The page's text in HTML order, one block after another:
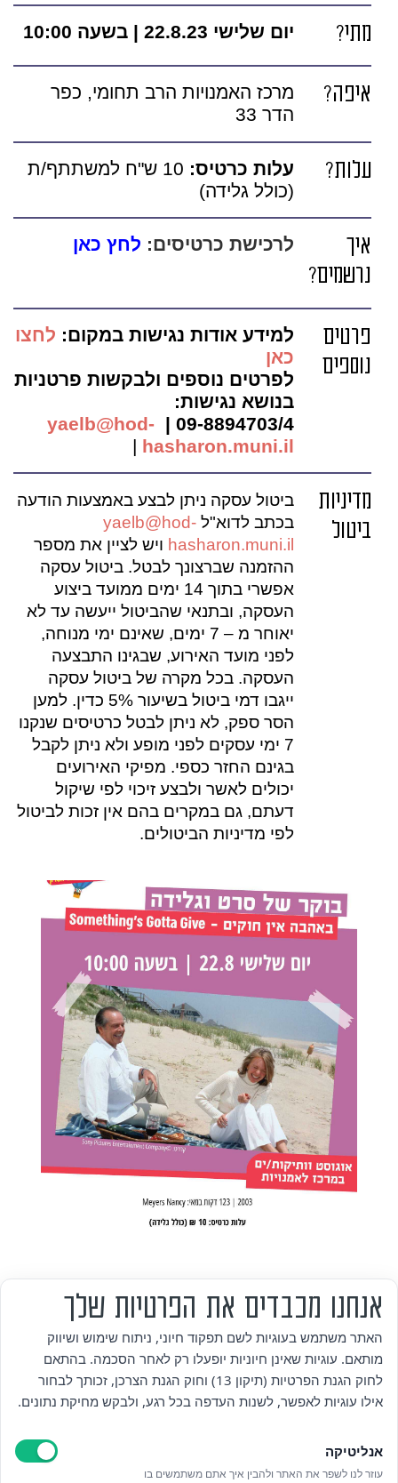
מתי? יום שלישי 22.8.23 | בשעה 10:00
איפה?
מרכז האמנויות הרב תחומי, כפר
הדר 33
עלות? עלות כרטיס: 10 ש"ח למשתתף/ת
(כולל גלידה)
איך
נרשמים?
לרכישת כרטיסים: לחץ כאן
פרטים
נוספים
למידע אודות נגישות במקום: לחצו
כאן
לפרטים נוספים ולבקשות פרטניות
בנושא נגישות:
09-8894703/4 |
yaelb@hod-
hasharon.muni.il
|
מדיניות
ביטול
ביטול עסקה ניתן לבצע באמצעות הודעה
בכתב לדוא"לyaelb@hod-
hasharon.muni.il ויש לציין את מספר
ההזמנה שברצונך לבטל. ביטול עסקה
אפשרי בתוך 14 ימים ממועד ביצוע
העסקה, ובתנאי שהביטול ייעשה עד לא
יאוחר מ – 7 ימים, שאינם ימי מנוחה,
לפני מועד האירוע, שבגינו התבצעה
העסקה. בכל מקרה של ביטול עסקה
ייגבו דמי ביטול בשיעור 5% כדין. למען
הסר ספק, לא ניתן לבטל כרטיסים שנקנו
7 ימי עסקים לפני מופע ולא ניתן לקבל
בגינם החזר כספי. מפיקי האירועים
יכולים לאשר ולבצע זיכוי לפי שיקול
דעתם, גם במקרים בהם אין זכות לביטול
לפי מדיניות הביטולים.
אזור אישי
מדיניות פרטיות
הצהרת נגישות
אנחנו מכבדים את הפרטיות שלך
האתר משתמש בעוגיות לשם תפקוד חיוני, ניתוח שימוש ושיווק
מותאם. עוגיות שאינן חיוניות יופעלו רק לאחר הסכמה. בהתאם
לחוק הגנת הפרטיות (תיקון 13) וחוק הגנת הצרכן, זכותך לבחור
אילו עוגיות לאפשר, לשנות העדפה בכל רגע, ולבקש מחיקת נתונים.
אנליטיקה
עוזר לנו לשפר את האתר ולהבין איך אתם משתמשים בו